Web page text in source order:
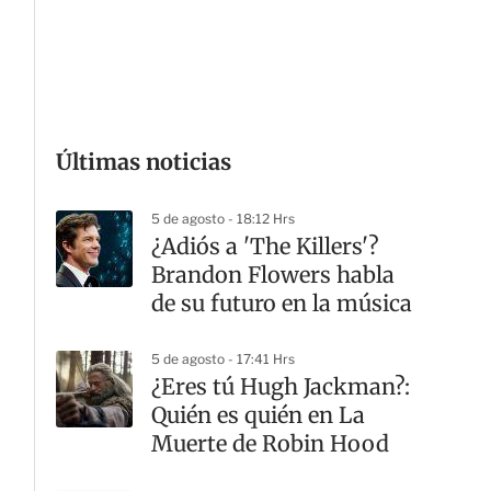
Últimas noticias
5 de agosto - 18:12 Hrs
¿Adiós a 'The Killers'?
Brandon Flowers habla
de su futuro en la música
5 de agosto - 17:41 Hrs
¿Eres tú Hugh Jackman?:
Quién es quién en La
Muerte de Robin Hood